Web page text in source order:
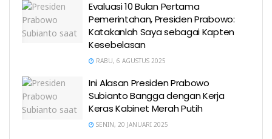
Evaluasi 10 Bulan Pertama
Pemerintahan, Presiden Prabowo:
Katakanlah Saya sebagai Kapten
Kesebelasan
RABU, 6 AGUSTUS 2025
Ini Alasan Presiden Prabowo
Subianto Bangga dengan Kerja
Keras Kabinet Merah Putih
SENIN, 20 JANUARI 2025